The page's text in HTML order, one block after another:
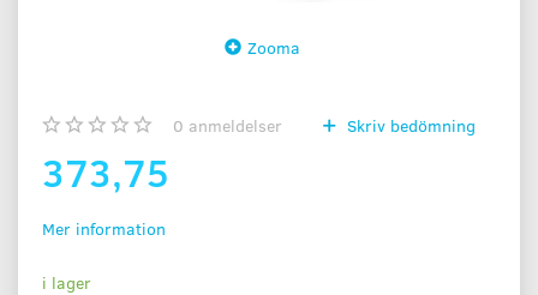
Zooma
0 anmeldelser Skriv bedömning
373,75
Mer information
i lager